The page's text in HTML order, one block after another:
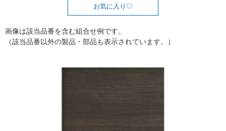
お気に入り
画像は該当品番を含む組合せ例です。
（該当品番以外の製品・部品も表示されています。）